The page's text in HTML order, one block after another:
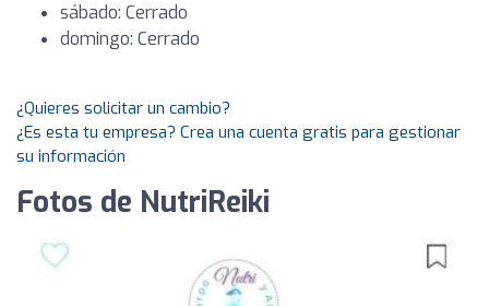
sábado: Cerrado
domingo: Cerrado
¿Quieres solicitar un cambio?
¿Es esta tu empresa? Crea una cuenta gratis para gestionar
su información
Fotos de NutriReiki